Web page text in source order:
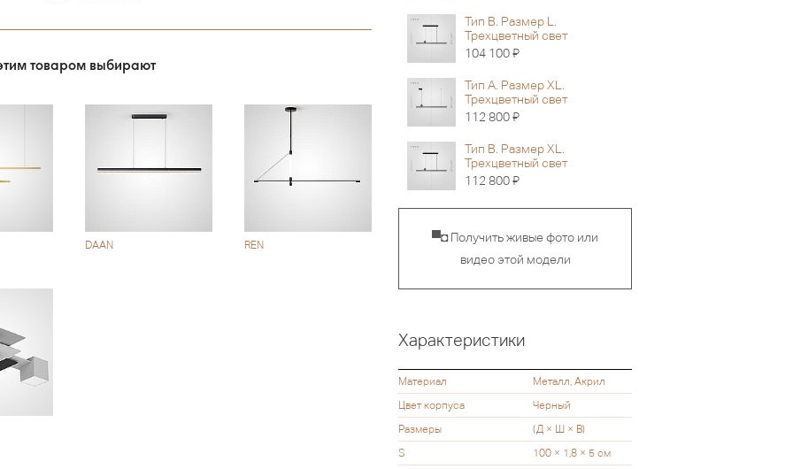
товаром выбирают
DAAN REN
Тип B. Размер L.
Трехцветный свет
104 100Я
Тип A. Размер XL.
Трехцветный свет
112 800Я
Тип B. Размер XL.
Трехцветный свет
112 800Я
▀◘ Получить живые фото или
видео этой модели
Характеристики
Материал
Металл, Акрил
Цвет корпуса
Черный
Размеры
(Д × Ш × В)
S
100 × 1,8 × 5 см